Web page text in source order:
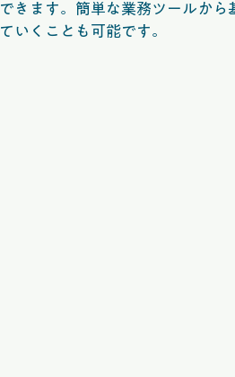
きます。簡単な業務ツールか
いくことも可能です。